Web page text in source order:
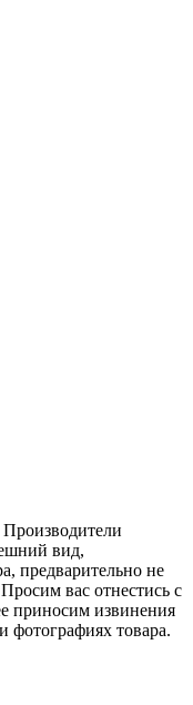
Производители
вид,
предварительно не
вас отнестись с
приносим извинения
фотографиях товара.